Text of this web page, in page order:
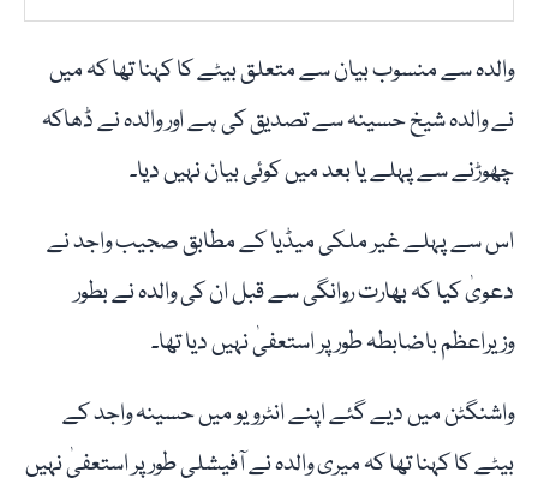
والدہ سے منسوب بیان سے متعلق بیٹے کا کہنا تھا کہ میں
نے والدہ شیخ حسینہ سے تصدیق کی ہے اور والدہ نے ڈھاکہ
چھوڑنے سے پہلے یا بعد میں کوئی بیان نہیں دیا۔
اس سے پہلے غیر ملکی میڈیا کے مطابق صجیب واجد نے
دعویٰ کیا کہ بھارت روانگی سے قبل ان کی والدہ نے بطور
وزیراعظم باضابطہ طور پر استعفیٰ نہیں دیا تھا۔
واشنگٹن میں دیے گئے اپنے انٹرویو میں حسینہ واجد کے
بیٹے کا کہنا تھا کہ میری والدہ نے آفیشلی طور پر استعفیٰ نہیں